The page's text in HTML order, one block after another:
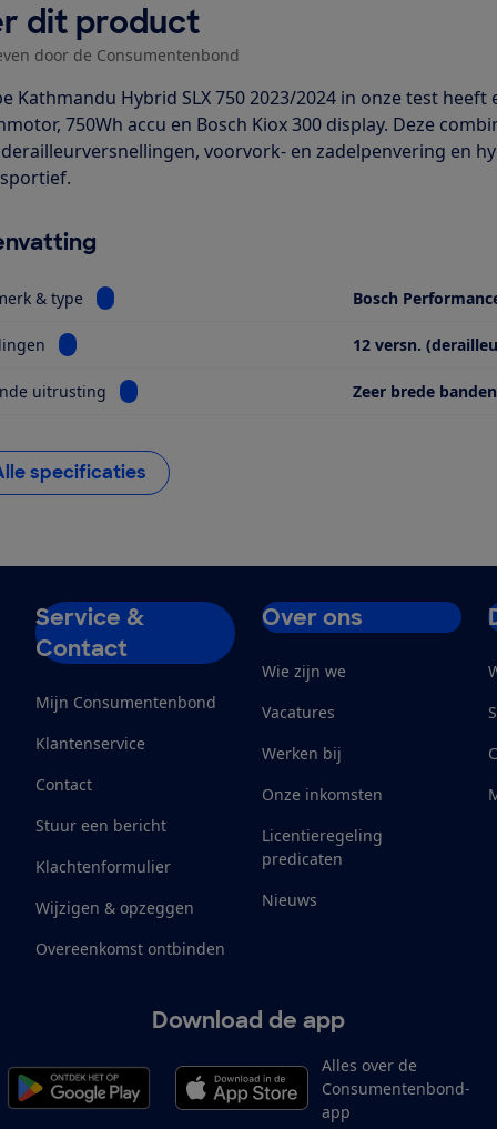
dit product
door de Consumentenbond
Kathmandu Hybrid SLX 750 2023/2024 in onze test
750Wh accu en Bosch Kiox 300 display. Deze
voorvork- en zadelpenvering en
& type Bekijk informatie voor Motor, merk & type
Bosch
Bekijk informatie voor Versnellingen 12 versn.
uitrusting Bekijk informatie voor Opvallende uitrusting
Zeer brede
specificaties
Service &
Contact
Mijn Consumentenbond
Klantenservice
Contact
Stuur een bericht
Klachtenformulier
Wijzigen & opzeggen
Overeenkomst ontbinden
Over ons
Wie zijn we
Vacatures
Werken bij
Onze inkomsten
Licentieregeling
predicaten
Nieuws
Download de app
Alles over de
Consumentenbond-
app